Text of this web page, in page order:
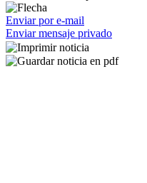
Enviar por e-mail
Enviar mensaje privado